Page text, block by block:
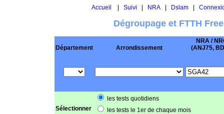
Accueil Suivi NRA| Dslam|
Dégroupage et FTTH
Département Arrondissement
NRA /
(ANJ75,
Sélectionner
les tests quotidiens
les tests le 1er de chaque mois